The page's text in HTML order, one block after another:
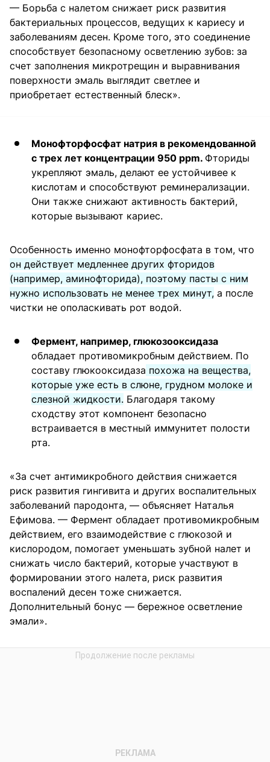
— Борьба с налетом снижает риск развития
бактериальных процессов, ведущих к кариесу и
заболеваниям десен. Кроме того, это соединение
способствует безопасному осветлению зубов: за
счет заполнения микротрещин и выравнивания
поверхности эмаль выглядит светлее и
приобретает естественный блеск».
Монофторфосфат натрия в рекомендованной
с трех лет концентрации 950 ppm. Фториды
укрепляют эмаль, делают ее устойчивее к
кислотам и способствуют реминерализации.
Они также снижают активность бактерий,
которые вызывают кариес.
Особенность именно монофторфосфата в том, что
он действует медленнее других фторидов
(например, аминофторида), поэтому пасты с ним
нужно использовать не менее трех минут, а после
чистки не ополаскивать рот водой.
Фермент, например, глюкозооксидаза
обладает противомикробным действием. По
составу глюкооксидаза похожа на вещества,
которые уже есть в слюне, грудном молоке и
слезной жидкости. Благодаря такому
сходству этот компонент безопасно
встраивается в местный иммунитет полости
рта.
«За счет антимикробного действия снижается
риск развития гингивита и других воспалительных
заболеваний пародонта, — объясняет Наталья
Ефимова. — Фермент обладает противомикробным
действием, его взаимодействие с глюкозой и
кислородом, помогает уменьшать зубной налет и
снижать число бактерий, которые участвуют в
формировании этого налета, риск развития
воспалений десен тоже снижается.
Дополнительный бонус — бережное осветление
эмали».